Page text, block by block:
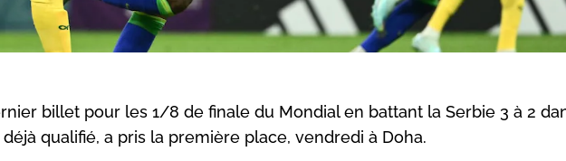
billet pour les 1/8 de finale du Mondial en battant la Serbie 3 à 2
qualifié, a pris la première place, vendredi à Doha.